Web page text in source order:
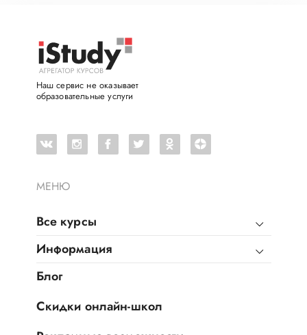
МЕНЮ
Все курсы
Информация
Блог
Скидки онлайн-школ
Наш сервис не оказывает
образовательные услуги